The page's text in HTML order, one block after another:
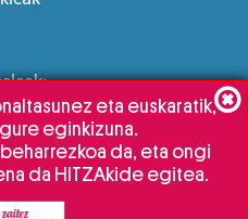
eta euskaratik,
eginkizuna.
da, eta ongi
da HITZAkide egitea.